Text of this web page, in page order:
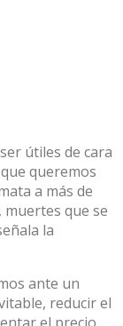
útiles de cara
queremos
a más de
que se
la
ante un
reducir el